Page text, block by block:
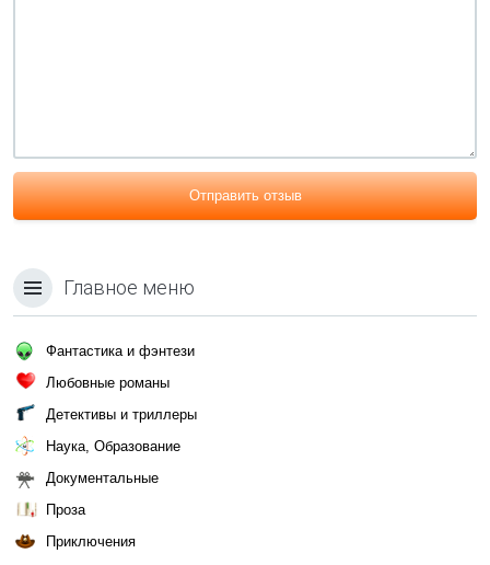
Отправить отзыв
Главное меню
Фантастика и фэнтези
Любовные романы
Детективы и триллеры
Наука, Образование
Документальные
Проза
Приключения